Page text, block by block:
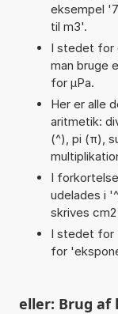
eksempel
til m3'.
I stedet for
man bruge
for µPa.
Her er alle
aritmetik:
(^), pi (π),
I
udelades i
skrives
I stedet for
for
eller: Brug af